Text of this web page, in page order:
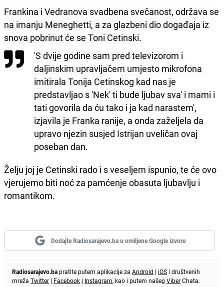
Frankina i Vedranova svadbena svečanost, održava se
na imanju Meneghetti, a za glazbeni dio događaja iz
snova pobrinut će se Toni Cetinski.
'S dvije godine sam pred televizorom i
daljinskim upravljačem umjesto mikrofona
imitirala Tonija Cetinskog kad nas je
predstavljao s 'Nek' ti bude ljubav sva' i mami i
tati govorila da ću tako i ja kad narastem',
izjavila je Franka ranije, a onda zaželjela da
upravo njezin susjed Istrijan uveličan ovaj
poseban dan.
Želju joj je Cetinski rado i s veseljem ispunio, te će ovo
vjerujemo biti noć za pamćenje obasuta ljubavlju i
romantikom.
Dodajte Radiosarajevo.ba u omiljene Google izvore
Radiosarajevo.bapratite putem aplikacije za Android | iOS i društvenih
mreža Twitter | Facebook | Instagram, kao i putem našeg ViberChata.